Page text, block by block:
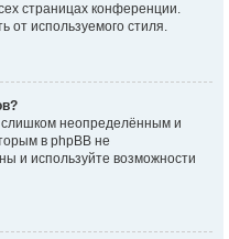
страницах конференции.
от используемого стиля.
неопределённым и
в phpBB не
и используйте возможности